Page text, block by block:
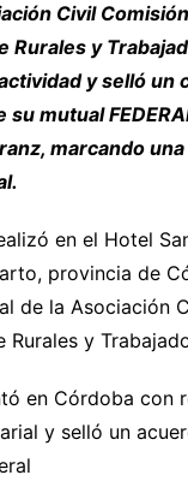
Civil Comisión
Rurales y
y selló un
mutual
marcando
en el Hotel
provincia de
de la Asociación
y
en Córdoba con
y selló un